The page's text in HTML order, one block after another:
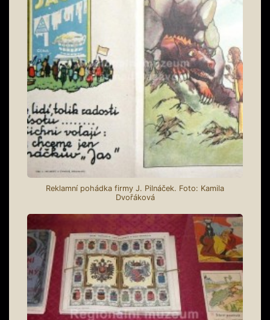
Reklamní pohádka firmy J. Pilnáček. Foto: Kamila
Dvořáková